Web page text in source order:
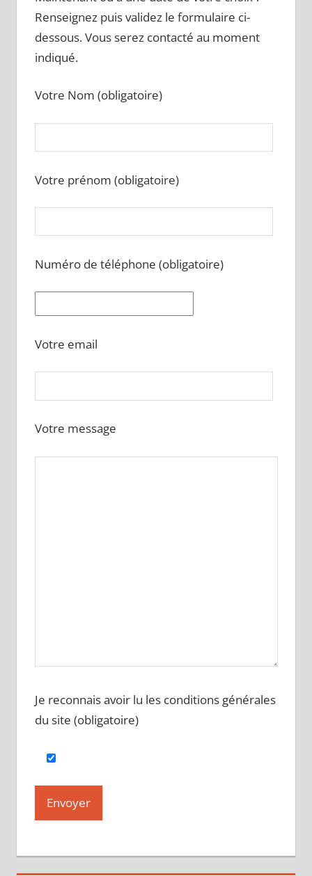
Renseignez puis validez le formulaire ci-
dessous. Vous serez contacté au moment
indiqué.
Votre Nom (obligatoire)
Votre prénom (obligatoire)
Numéro de téléphone (obligatoire)
Votre email
Votre message
Je reconnais avoir lu les conditions générales
du site (obligatoire)